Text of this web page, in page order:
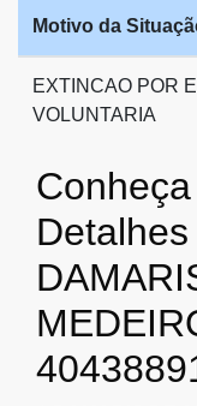
Motivo da
EXTINCAO POR
VOLUNTARIA